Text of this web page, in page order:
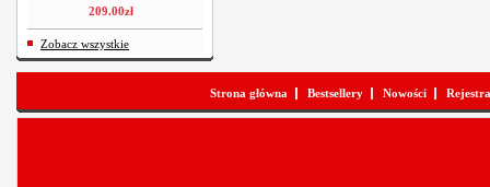
209.00zł
Zobacz wszystkie
Strona główna Bestsellery Nowości